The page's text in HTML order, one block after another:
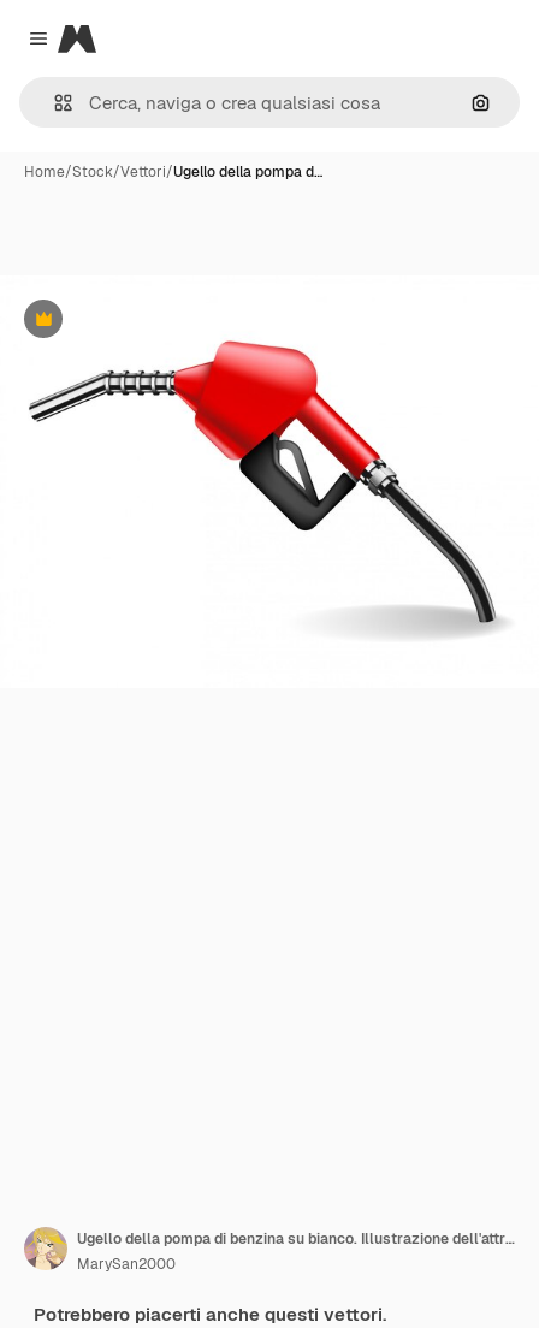
Close menu
Magnific
Cerca
Home/Stock/Vettori/Ugello della pompa d…
Premium
Ugello della pompa di benzina su bianco. Illustrazione dell'attrezzatura di rifornimento di carburante dell'automobile nello stile realistico. Potenza ed energia
MarySan2000
Potrebbero piacerti anche questi vettori.